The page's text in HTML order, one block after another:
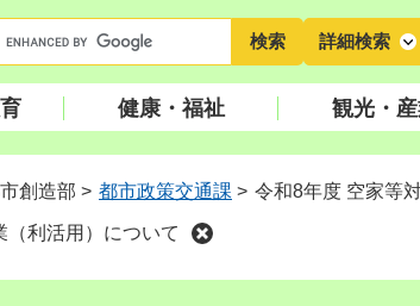
詳細検索
健康・福祉 観光・
創造部 > 都市政策交通課 > 令和8年度 空家等
利活用）について